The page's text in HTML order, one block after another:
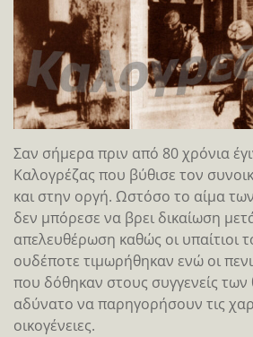
Σαν σήμερα πριν από 80 χρόνια
Καλογρέζας που βύθισε τον
και στην οργή. Ωστόσο το αίμα
δεν μπόρεσε να βρει δικαίωση
απελευθέρωση καθώς οι υπαίτιοι
ουδέποτε τιμωρήθηκαν ενώ οι
που δόθηκαν στους συγγενείς
αδύνατο να παρηγορήσουν τις
οικογένειες.